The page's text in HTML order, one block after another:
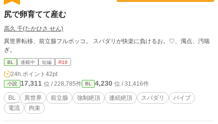
尻で卵育てて産む
高久 千(たかひさ せん)
異世界転移、前立腺フルボッコ。 スパダリが快楽に負けるお。♡、濁点、汚喘
ぎ。
BL 連載中 短編 R18
24h.ポイント 42pt
小説 17,311 位 / 228,785件 BL 4,230 位 / 31,416件
BL 異世界 前立腺 強制絶頂 連続絶頂 スパダリ
バイブ
電流
拘束